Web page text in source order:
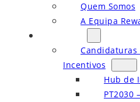
Quem Somos
A Equipa
Candidaturas
Incentivos
Hub de
PT2030